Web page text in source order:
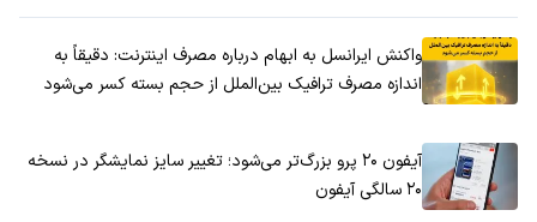
واکنش ایرانسل به ابهام درباره مصرف اینترنت: دقیقاً به
اندازه مصرف ترافیک بین‌الملل از حجم بسته کسر می‌شود
آیفون ۲۰ پرو بزرگ‌تر می‌شود؛ تغییر سایز نمایشگر در نسخه
۲۰ سالگی آیفون